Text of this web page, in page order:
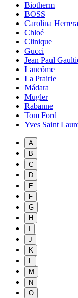
Biotherm
BOSS
Carolina Herrera
Chloé
Clinique
Gucci
Jean Paul
Lancôme
La Prairie
Mádara
Mugler
Rabanne
Tom Ford
Yves Saint
A
B
C
D
E
F
G
H
J
K
L
M
N
O